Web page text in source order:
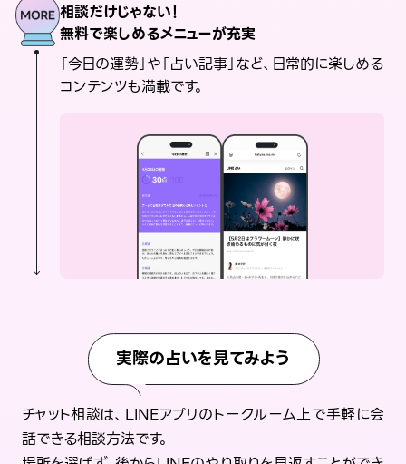
相談だけじゃない！
無料で楽しめるメニューが充実
「今日の運勢」や「占い記事」など、日常的に楽しめる
コンテンツも満載です。
実際の占いを見てみよう
チャット相談は、LINEアプリのトークルーム上で手軽に会
話できる相談方法です。